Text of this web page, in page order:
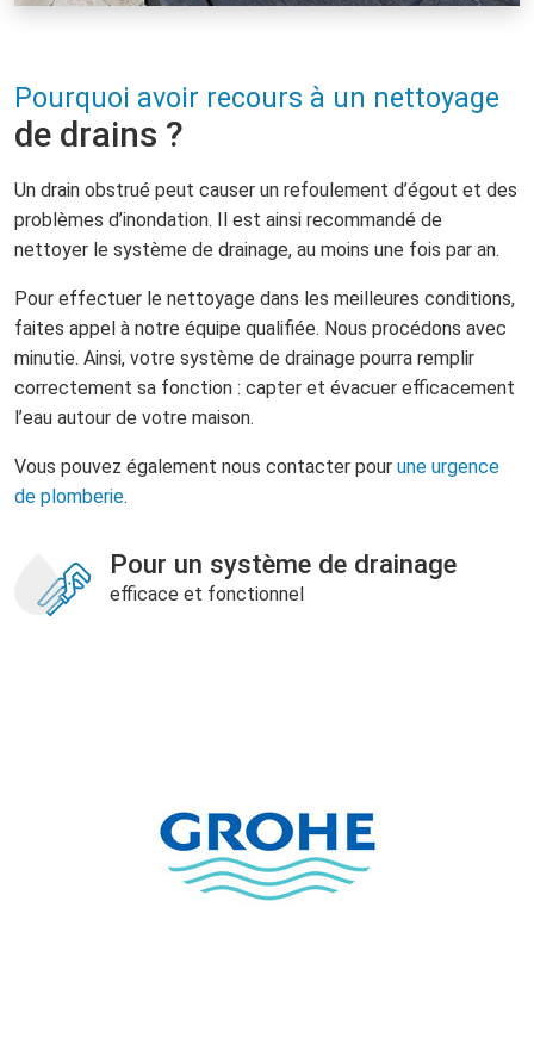
Pourquoi avoir recours à un nettoyage
de drains ?
Un drain obstrué peut causer un refoulement d’égout et des
problèmes d’inondation. Il est ainsi recommandé de
nettoyer le système de drainage, au moins une fois par an.
Pour effectuer le nettoyage dans les meilleures conditions,
faites appel à notre équipe qualifiée. Nous procédons avec
minutie. Ainsi, votre système de drainage pourra remplir
correctement sa fonction : capter et évacuer efficacement
l’eau autour de votre maison.
Vous pouvez également nous contacter pour une urgence
de plomberie.
Pour un système de drainage
efficace et fonctionnel